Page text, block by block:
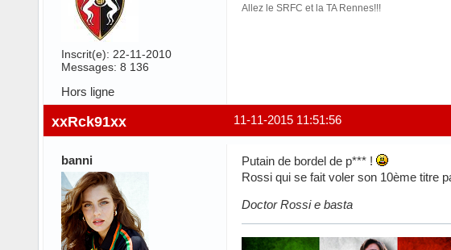
Inscrit(e): 22-11-2010
Messages: 8 136
Allez le SRFC et la TA Rennes!!!
Hors ligne
11-11-2015 11:51:56
xxRck91xx
banni
Putain de bordel de p*** !
Rossi qui se fait voler son 10ème titre
Doctor Rossi e basta